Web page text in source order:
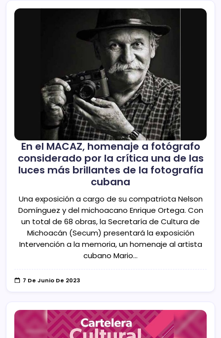
En el MACAZ, homenaje a fotógrafo
considerado por la crítica una de las
luces más brillantes de la fotografía
cubana
Una exposición a cargo de su compatriota Nelson
Domínguez y del michoacano Enrique Ortega. Con
un total de 68 obras, la Secretaría de Cultura de
Michoacán (Secum) presentará la exposición
Intervención a la memoria, un homenaje al artista
cubano Mario…
7 De Junio De 2023